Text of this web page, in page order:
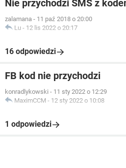
Nie przychodzi SMS z
zalamana - 11 paź 2018 o 20:00
Lu - 12 lis 2022 o 20:17
16 odpowiedzi
FB kod nie przychodzi
konradlykowski - 11 sty 2022 o 12:29
MaximCCM - 12 sty 2022 o 10:08
1 odpowiedzi